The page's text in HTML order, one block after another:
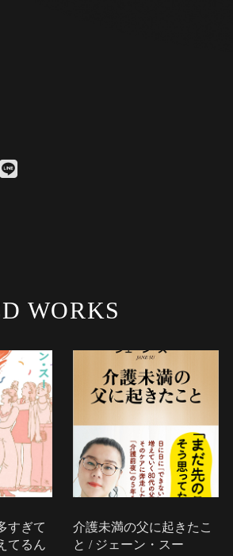
WORKS
すぎて
てるん
介護未満の父に起きたこ
と / ジェーン・スー